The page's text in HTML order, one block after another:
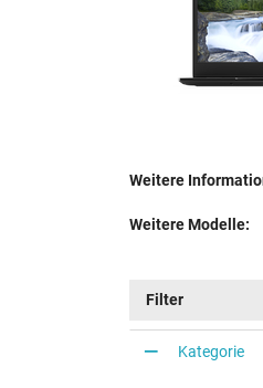
Weitere
Weitere Modelle:
Filter
Kategorie